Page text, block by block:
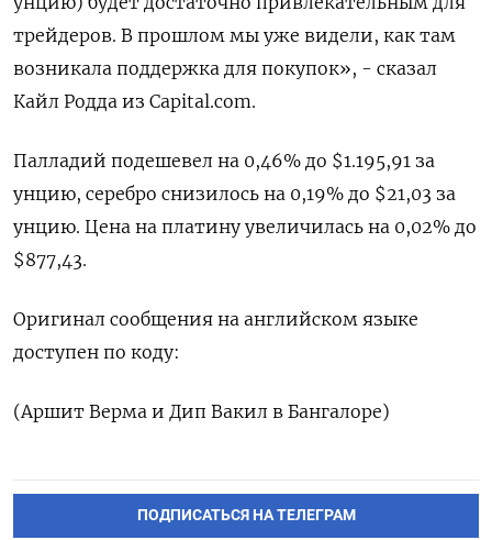
трейдеров. В прошлом мы уже видели, как там
возникала поддержка для покупок», - сказал
Кайл Родда из Capital.com.
Палладий подешевел на 0,46% до $1.195,91​​ за
унцию, серебро снизилось на 0,19% до $21,03​ за
унцию. Цена на платину увеличилась на 0,02% до
$877,43.
Оригинал сообщения на английском языке
доступен по коду:
(Аршит Верма и Дип Вакил в Бангалоре)
ПОДПИСАТЬСЯ НА ТЕЛЕГРАМ